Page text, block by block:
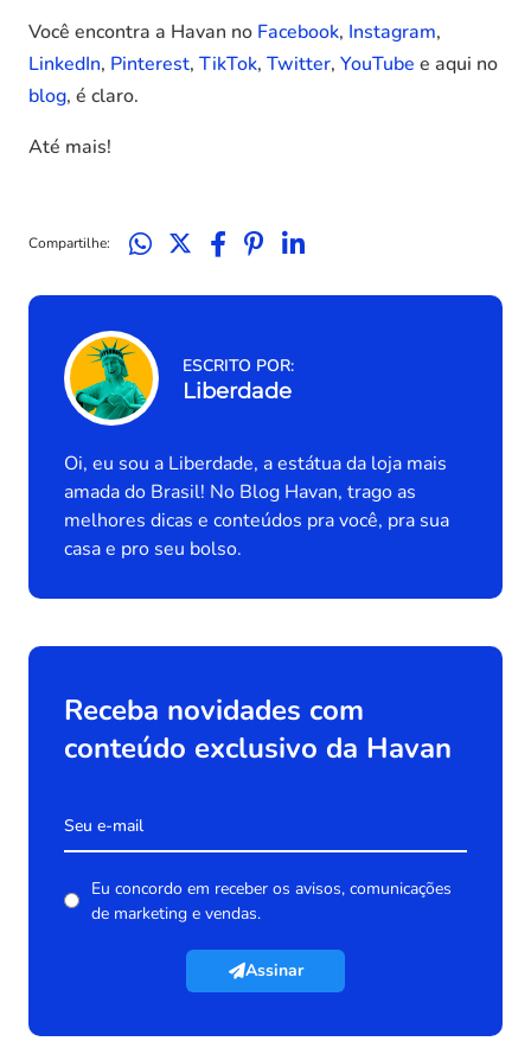
Você encontra a Havan no Facebook, Instagram,
LinkedIn, Pinterest, TikTok, Twitter, YouTube e aqui no
blog, é claro.
Até mais!
Compartilhe:
ESCRITO POR:
Liberdade
Oi, eu sou a Liberdade, a estátua da loja mais
amada do Brasil! No Blog Havan, trago as
melhores dicas e conteúdos pra você, pra sua
casa e pro seu bolso.
Receba novidades com
conteúdo exclusivo da Havan
Eu concordo em receber os avisos, comunicações
de marketing e vendas.
Assinar